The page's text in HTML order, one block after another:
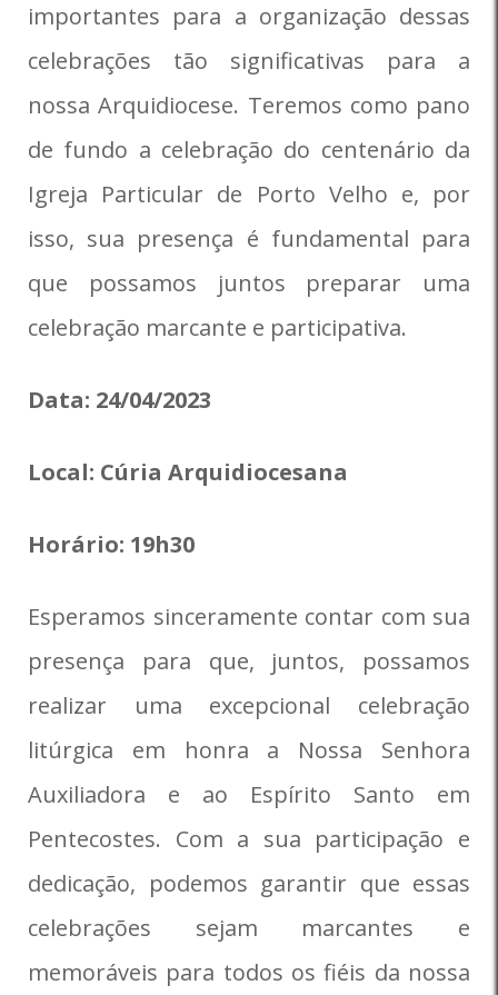
importantes para a organização dessas
celebrações tão significativas para a
nossa Arquidiocese. Teremos como pano
de fundo a celebração do centenário da
Igreja Particular de Porto Velho e, por
isso, sua presença é fundamental para
que possamos juntos preparar uma
celebração marcante e participativa.
Data: 24/04/2023
Local: Cúria Arquidiocesana
Horário: 19h30
Esperamos sinceramente contar com sua
presença para que, juntos, possamos
realizar uma excepcional celebração
litúrgica em honra a Nossa Senhora
Auxiliadora e ao Espírito Santo em
Pentecostes. Com a sua participação e
dedicação, podemos garantir que essas
celebrações sejam marcantes e
memoráveis para todos os fiéis da nossa